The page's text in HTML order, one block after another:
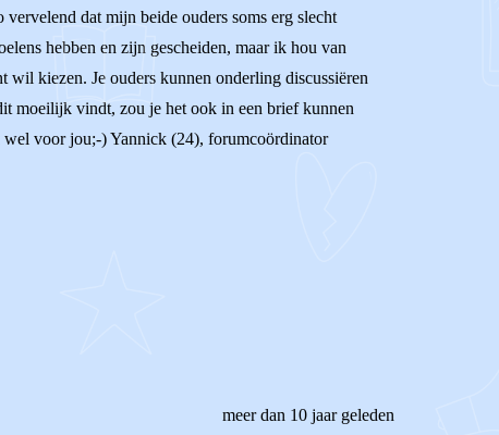
dat mijn beide ouders soms erg slecht
hebben en zijn gescheiden, maar ik hou van
kiezen. Je ouders kunnen onderling discussiëren
moeilijk vindt, zou je het ook in een brief kunnen
voor jou;-) Yannick (24), forumcoördinator
meer dan 10 jaar geleden